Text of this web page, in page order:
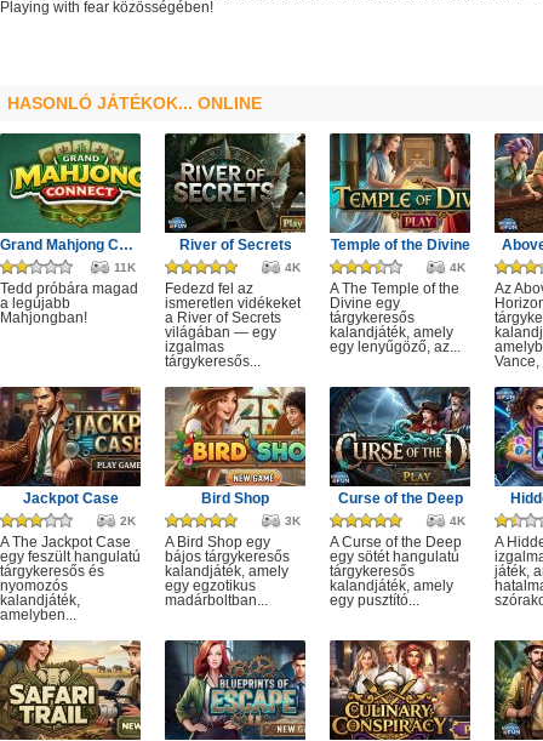
Playing with fear közösségében!
HASONLÓ JÁTÉKOK... ONLINE
Grand Mahjong Connect
11K
Tedd próbára magad
a legújabb
Mahjongban!
River of Secrets
4K
Fedezd fel az
ismeretlen vidékeket
a River of Secrets
világában — egy
izgalmas
tárgykeresős...
Temple of the Divine
4K
A The Temple of the
Divine egy
tárgykeresős
kalandjáték, amely
egy lenyűgöző, az...
Az
Vance,
Jackpot Case
2K
A The Jackpot Case
egy feszült hangulatú
tárgykeresős és
nyomozós
kalandjáték,
amelyben...
Bird Shop
3K
A Bird Shop egy
bájos tárgykeresős
kalandjáték, amely
egy egzotikus
madárboltban...
Curse of the Deep
4K
A Curse of the Deep
egy sötét hangulatú
tárgykeresős
kalandjáték, amely
egy pusztító...
A
játék,